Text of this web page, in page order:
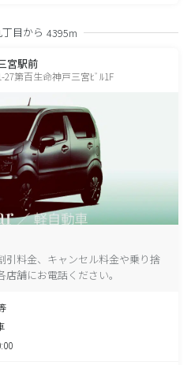
目から 4395m
宮駅前
第百生命神戸三宮ﾋﾞﾙ1F
引料金、キャンセル料金や乗り捨
舗にお電話ください。